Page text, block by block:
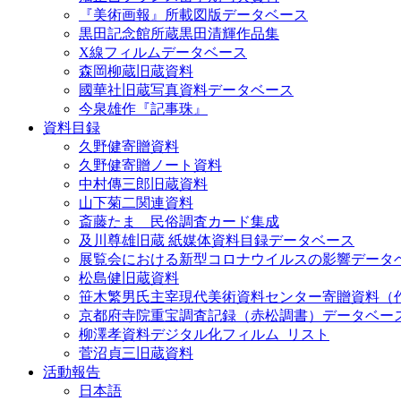
『美術画報』所載図版データベース
黒田記念館所蔵黒田清輝作品集
X線フィルムデータベース
森岡柳蔵旧蔵資料
國華社旧蔵写真資料データベース
今泉雄作『記事珠』
資料目録
久野健寄贈資料
久野健寄贈ノート資料
中村傳三郎旧蔵資料
山下菊二関連資料
斎藤たま 民俗調査カード集成
及川尊雄旧蔵 紙媒体資料目録データベース
展覧会における新型コロナウイルスの影響データ
松島健旧蔵資料
笹木繁男氏主宰現代美術資料センター寄贈資料（
京都府寺院重宝調査記録（赤松調書）データベー
柳澤孝資料デジタル化フィルム_リスト
菅沼貞三旧蔵資料
活動報告
日本語